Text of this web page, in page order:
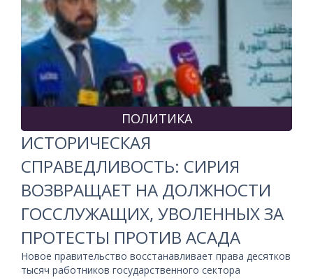
ПОЛИТИКА
ИСТОРИЧЕСКАЯ
СПРАВЕДЛИВОСТЬ: СИРИЯ
ВОЗВРАЩАЕТ НА ДОЛЖНОСТИ
ГОССЛУЖАЩИХ, УВОЛЕННЫХ ЗА
ПРОТЕСТЫ ПРОТИВ АСАДА
Новое правительство восстанавливает права десятков
тысяч работников государственного сектора